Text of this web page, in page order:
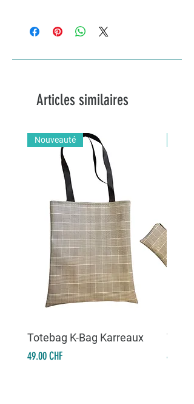
envies dans un délai d'une à deux semaines
selon stock disponible
Articles similaires
Nouveauté
Totebag K-Bag Karreaux
Prix
49.00 CHF Prix
49.00